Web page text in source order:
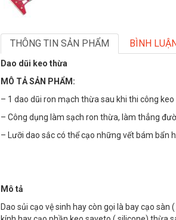
THÔNG TIN SẢN PHẨM BÌNH
Dao dũi keo thừa
MÔ TẢ SẢN PHẨM:
– 1 dao dũi ron mạch thừa sau khi thi công keo
– Công dụng làm sạch ron thừa, làm thẳng
– Lưỡi dao sắc có thể cạo những vết bám bẩn
Mô tả
Dao sủi cạo vệ sinh hay còn gọi là bay cạo